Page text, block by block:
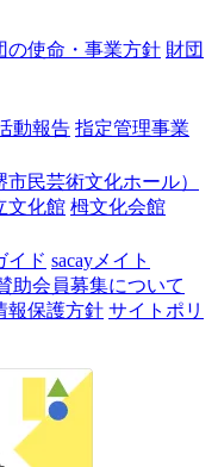
の使命・事業方針 財団
動報告 指定管理事業
民芸術文化ホール）
文化館 栂文化会館
イド sacayメイト
助会員募集について
報保護方針 サイトポリ